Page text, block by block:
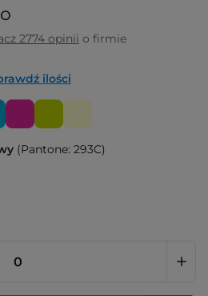
2774 opinii o firmie
ilości
(Pantone: 293C)